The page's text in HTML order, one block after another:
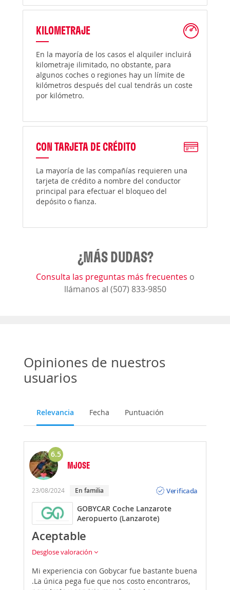
KILOMETRAJE
En la mayoría de los casos el alquiler incluirá
kilometraje ilimitado, no obstante, para
algunos coches o regiones hay un límite de
kilómetros después del cual tendrás un coste
por kilómetro.
CON TARJETA DE CRÉDITO
La mayoría de las compañías requieren una
tarjeta de crédito a nombre del conductor
principal para efectuar el bloqueo del
depósito o fianza.
¿MÁS DUDAS?
Consulta las preguntas más frecuentes o
llámanos al (507) 833-9850
Opiniones de nuestros
usuarios
Relevancia Fecha Puntuación
6.5
MJOSE
23/08/2024 En familia
Verificada
GOBYCAR Coche Lanzarote
Aeropuerto (Lanzarote)
Aceptable
Desglose valoración
Mi experiencia con Gobycar fue bastante buena
.La única pega fue que nos costo encontraros,